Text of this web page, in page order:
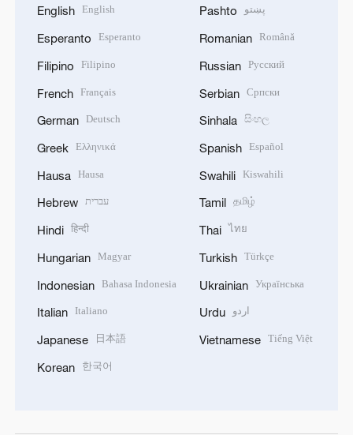
English English
Esperanto Esperanto
Filipino Filipino
French Français
German Deutsch
Greek Ελληνικά
Hausa Hausa
Hebrew עברית
Hindi हिन्दी
Hungarian Magyar
Indonesian Bahasa Indonesia
Italian Italiano
Japanese 日本語
Korean 한국어
Pashto پښتو
Romanian Română
Russian Русский
Serbian Српски
Sinhala සිංහල
Spanish Español
Swahili Kiswahili
Tamil தமிழ்
Thai ไทย
Turkish Türkçe
Ukrainian Українська
Urdu اردو
Vietnamese Tiếng Việt